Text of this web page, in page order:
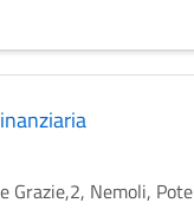
Grazie,2, Nemoli,